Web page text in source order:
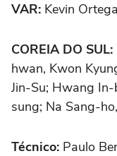
VAR: Kevin
COREIA DO SUL:
hwan, Kwon
Jin-Su; Hwang In-
sung; Na Sang-
Técnico: Paulo